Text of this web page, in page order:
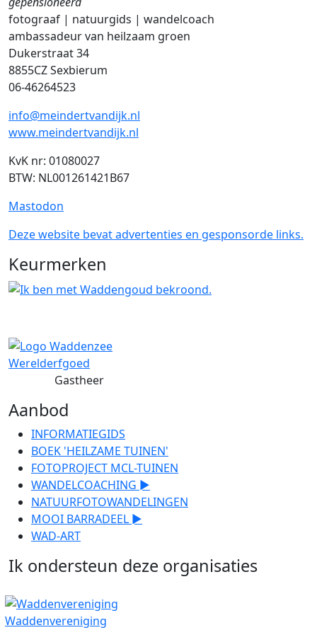
fotograaf | natuurgids | wandelcoach
ambassadeur van heilzaam groen
Dukerstraat 34
8855CZ Sexbierum
06-46264523
info@meindertvandijk.nl
www.meindertvandijk.nl
KvK nr: 01080027
BTW: NL001261421B67
Mastodon
Deze website bevat advertenties en gesponsorde links.
Keurmerken
Gastheer
Aanbod
INFORMATIEGIDS
BOEK 'HEILZAME TUINEN'
FOTOPROJECT MCL-TUINEN
WANDELCOACHING ►
NATUURFOTOWANDELINGEN
MOOI BARRADEEL ►
WAD-ART
Ik ondersteun deze organisaties
Waddenvereniging